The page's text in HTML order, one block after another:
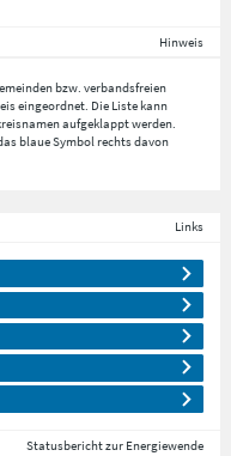
Hinweis
bzw. verbandsfreien
eingeordnet. Die Liste kann
aufgeklappt werden.
blaue Symbol rechts davon
Links
Statusbericht zur Energiewende